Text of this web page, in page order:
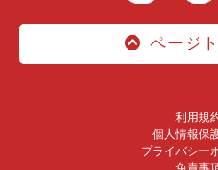
ページ
利用規
個人情報保
プライバシー